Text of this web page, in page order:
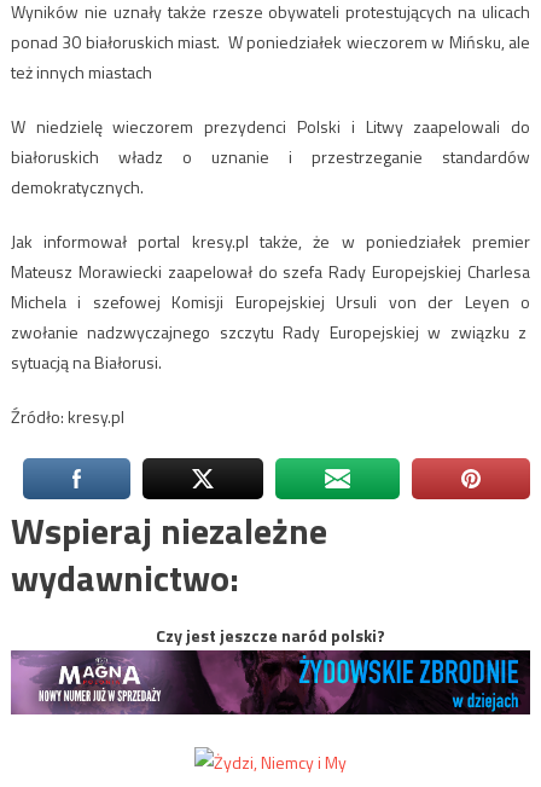
Wyników nie uznały także rzesze obywateli protestujących na ulicach
ponad 30 białoruskich miast. W poniedziałek wieczorem w Mińsku, ale
też innych miastach
W niedzielę wieczorem prezydenci Polski i Litwy zaapelowali do
białoruskich władz o uznanie i przestrzeganie standardów
demokratycznych.
Jak informował portal kresy.pl także, że w poniedziałek premier
Mateusz Morawiecki zaapelował do szefa Rady Europejskiej Charlesa
Michela i szefowej Komisji Europejskiej Ursuli von der Leyen o
zwołanie nadzwyczajnego szczytu Rady Europejskiej w związku z
sytuacją na Białorusi.
Źródło: kresy.pl
Wspieraj niezależne
wydawnictwo:
Czy jest jeszcze naród polski?